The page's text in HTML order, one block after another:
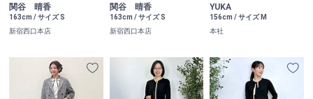
関谷 晴香
163cm / サイズ S
新宿西口本店
関谷 晴香
163cm / サイズ S
新宿西口本店
YUKA
156cm / サイズ M
本社